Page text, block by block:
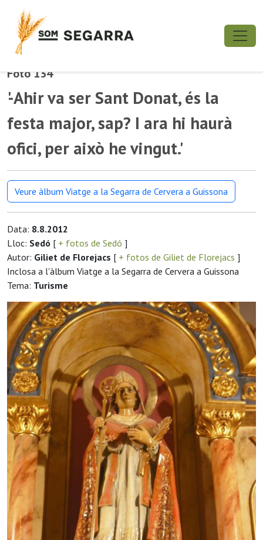
Foto 134
'-Ahir va ser Sant Donat, és la
festa major, sap? I ara hi haurà
ofici, per això he vingut.'
Veure àlbum Viatge a la Segarra de Cervera a Guissona
Data: 8.8.2012
Lloc: Sedó [ + fotos de Sedó ]
Autor: Giliet de Florejacs [ + fotos de Giliet de Florejacs ]
Inclosa a l'àlbum Viatge a la Segarra de Cervera a Guissona
Tema: Turisme